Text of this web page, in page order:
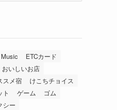
ETCカード
おいしいお店
スメ宿
けこちチョイス
ト ゲーム
ゴム
シー